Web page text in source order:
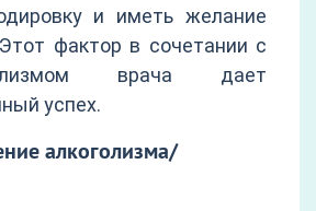
и иметь желание
фактор в сочетании с
врача дает
успех.
алкоголизма/